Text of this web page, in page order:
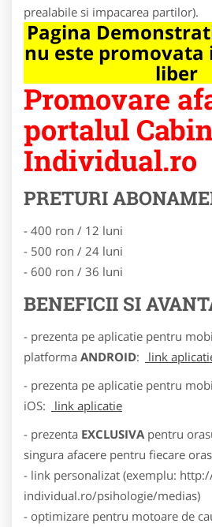
prealabile si impacarea partilor).
Pagina
nu este promovata
liber
Promovare
portalul
Individual.ro
PRETURI
- 400 ron / 12 luni
- 500 ron / 24 luni
- 600 ron / 36 luni
BENEFICII SI
- prezenta pe aplicatie pentru
platforma ANDROID:
link
- prezenta pe aplicatie pentru
iOS:
link aplicatie
- prezenta EXCLUSIVA pentru
singura afacere pentru fiecare
- link personalizat (exemplu:
individual.ro/psihologie/medias)
- optimizare pentru motoare de